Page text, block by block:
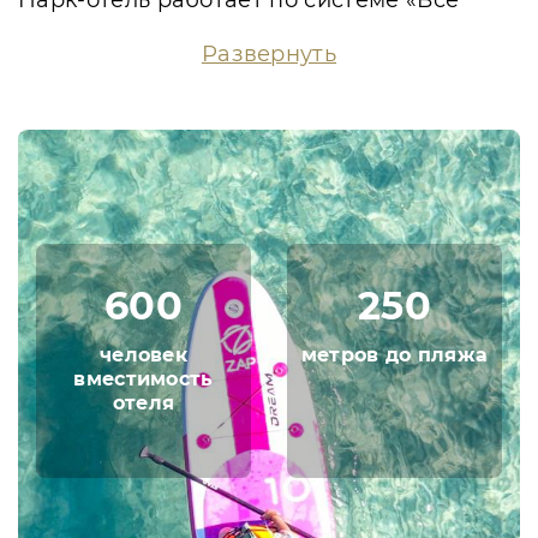
привлекательные цены на размещение.
проживания. Гостям предоставляется
разливное пиво на обед и вино на ужин.
Протяженность пляжа составляет около
200 метров, покрытие - мелкая галька. До
пляжа можно добраться пешком по
лестнице или на гольф-каре, который
курсирует согласно расписанию.
Парк-отель находится всего в 15
километрах от Туапсе. Из него удобно
добраться до города, до аэропортов
Краснодара и Сочи. Доступна
организация трансфера для гостей отеля.
Развернуть
600
человек
вместимость
отеля
250
метров до пляжа